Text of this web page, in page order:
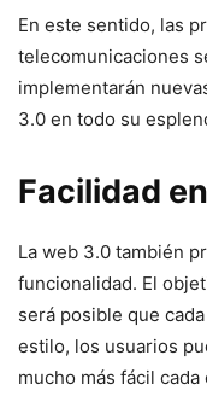
En este sentido, las
telecomunicaciones
implementarán
3.0 en todo su
Facilidad
La web 3.0 también
funcionalidad. El
será posible que
estilo, los usuarios
mucho más fácil